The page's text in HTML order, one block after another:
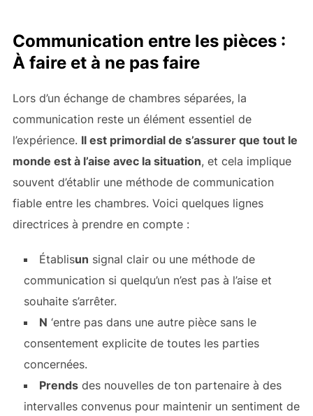
Communication entre les pièces :
À faire et à ne pas faire
Lors d’un échange de chambres séparées, la
communication reste un élément essentiel de
l’expérience. Il est primordial de s’assurer que tout le
monde est à l’aise avec la situation, et cela implique
souvent d’établir une méthode de communication
fiable entre les chambres. Voici quelques lignes
directrices à prendre en compte :
Établisun signal clair ou une méthode de
communication si quelqu’un n’est pas à l’aise et
souhaite s’arrêter.
N ‘entre pas dans une autre pièce sans le
consentement explicite de toutes les parties
concernées.
Prendsdes nouvelles de ton partenaire à des
intervalles convenus pour maintenir un sentiment de